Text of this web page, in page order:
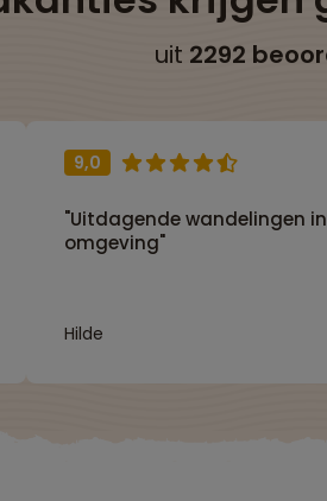
uit 2292
9,0
"Uitdagende wandelingen
omgeving"
Hilde